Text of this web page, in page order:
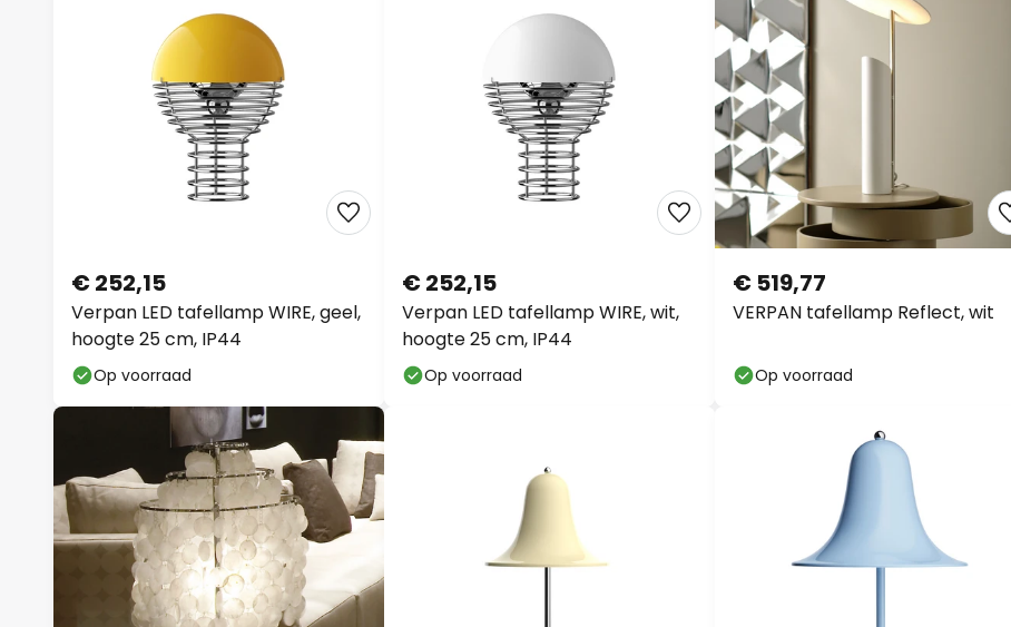
Verpan LED tafellamp WIRE, geel,
hoogte 25 cm, IP44
€ 252,15
Op voorraad
Verpan LED tafellamp WIRE, wit,
hoogte 25 cm, IP44
€ 252,15
Op voorraad
VERPAN tafellamp Reflect, wit
€ 519,77
Op voorraad